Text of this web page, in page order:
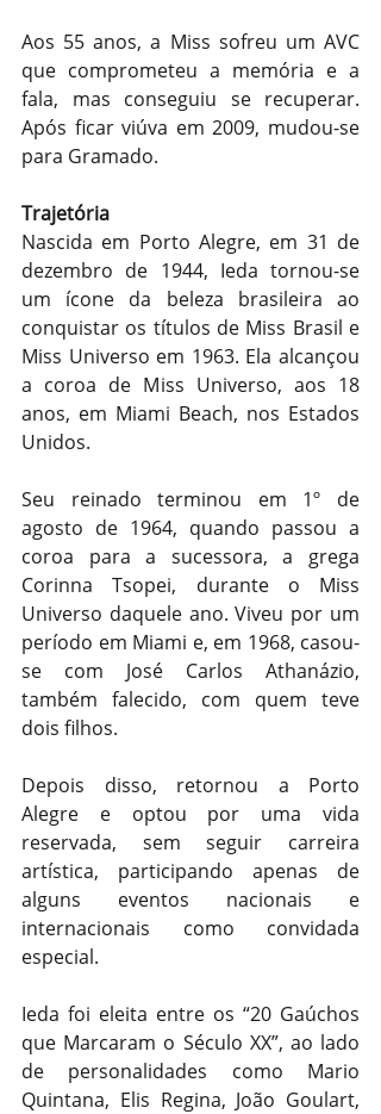
Aos 55 anos, a Miss sofreu um AVC
que comprometeu a memória e a
fala, mas conseguiu se recuperar.
Após ficar viúva em 2009, mudou-se
para Gramado.
Trajetória
Nascida em Porto Alegre, em 31 de
dezembro de 1944, Ieda tornou-se
um ícone da beleza brasileira ao
conquistar os títulos de Miss Brasil e
Miss Universo em 1963. Ela alcançou
a coroa de Miss Universo, aos 18
anos, em Miami Beach, nos Estados
Unidos.
Seu reinado terminou em 1º de
agosto de 1964, quando passou a
coroa para a sucessora, a grega
Corinna Tsopei, durante o Miss
Universo daquele ano. Viveu por um
período em Miami e, em 1968, casou-
se com José Carlos Athanázio,
também falecido, com quem teve
dois filhos.
Depois disso, retornou a Porto
Alegre e optou por uma vida
reservada, sem seguir carreira
artística, participando apenas de
alguns eventos nacionais e
internacionais como convidada
especial.
Ieda foi eleita entre os “20 Gaúchos
que Marcaram o Século XX”, ao lado
de personalidades como Mario
Quintana, Elis Regina, João Goulart,